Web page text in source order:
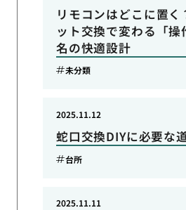
リモコンはどこに置く
ット交換で変わる「操
名の快適設計
未分類
蛇口交換DIYに必要な
2025.11.12
台所
2025.11.11